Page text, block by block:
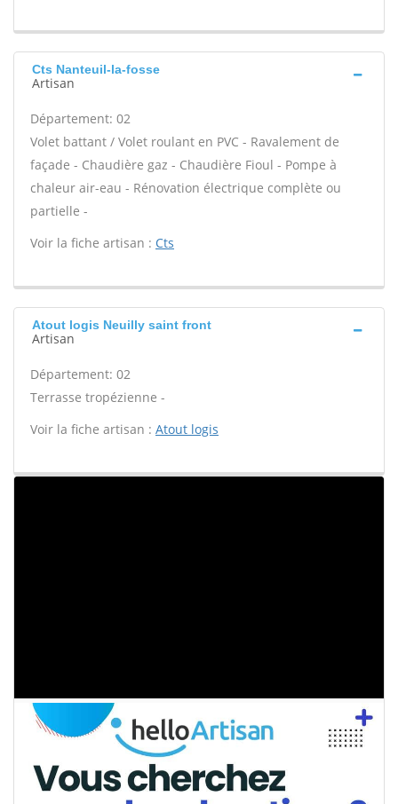
Cts Nanteuil-la-fosse
Artisan
Département: 02
Volet battant / Volet roulant en PVC - Ravalement de
façade - Chaudière gaz - Chaudière Fioul - Pompe à
chaleur air-eau - Rénovation électrique complète ou
partielle -
Voir la fiche artisan : Cts
Atout logis Neuilly saint front
Artisan
Département: 02
Terrasse tropézienne -
Voir la fiche artisan : Atout logis